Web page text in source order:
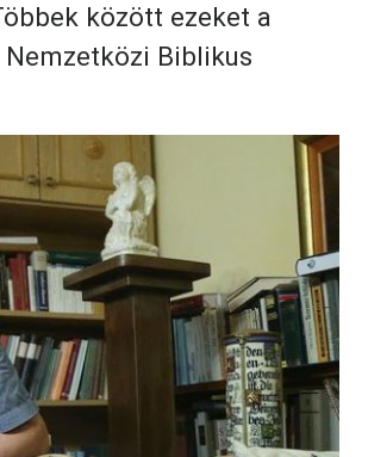
között ezeket a
Biblikus